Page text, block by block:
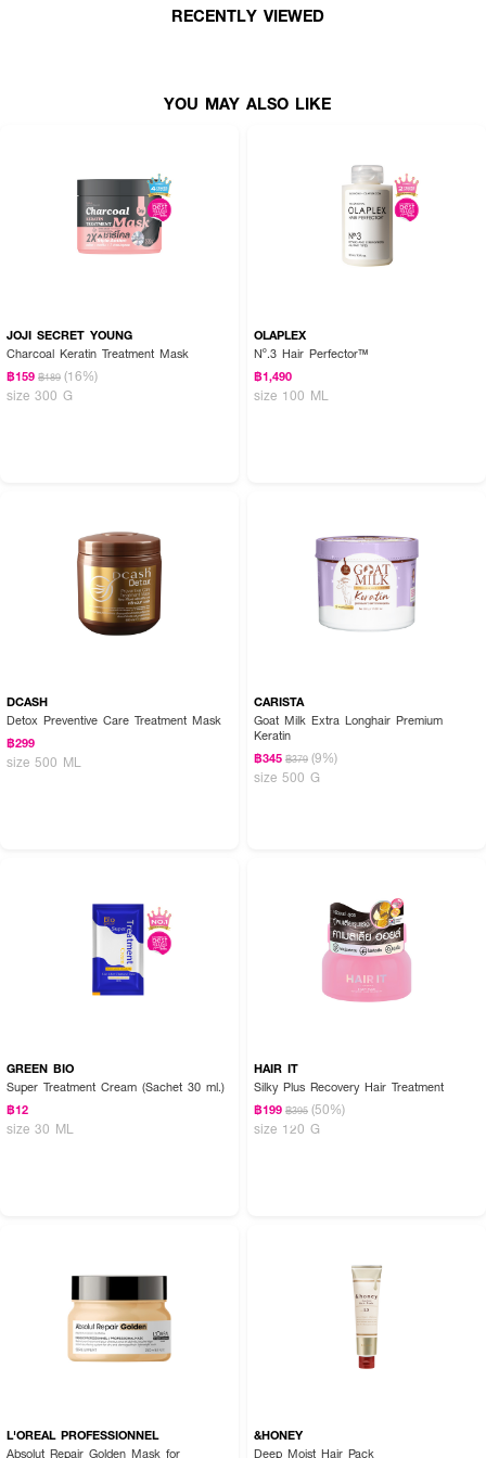
เส้นผมจนถึงปลายผม ทิ้งไว้ประมาณ 5 นาที ล้างออกด้วยน้ำสะอาด
RECENTLY VIEWED
YOU MAY ALSO LIKE
JOJI SECRET YOUNG
Charcoal Keratin Treatment Mask
฿159 ฿189 (16%)
size 300 G
OLAPLEX
Nº.3 Hair Perfector™
฿1,490
size 100 ML
DCASH
Detox Preventive Care Treatment Mask
฿299
size 500 ML
CARISTA
Goat Milk Extra Longhair Premium
Keratin
฿345 ฿379 (9%)
size 500 G
GREEN BIO
Super Treatment Cream (Sachet 30 ml.)
฿12
size 30 ML
HAIR IT
Silky Plus Recovery Hair Treatment
฿199 ฿395 (50%)
size 120 G
L'OREAL PROFESSIONNEL
Absolut Repair Golden Mask for
&HONEY
Deep Moist Hair Pack